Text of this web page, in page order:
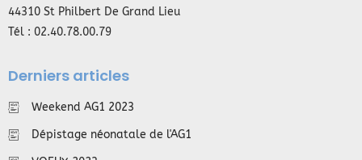
44310 St Philbert De Grand Lieu
Tél : 02.40.78.00.79
Derniers articles
Weekend AG1 2023
Dépistage néonatale de l'AG1